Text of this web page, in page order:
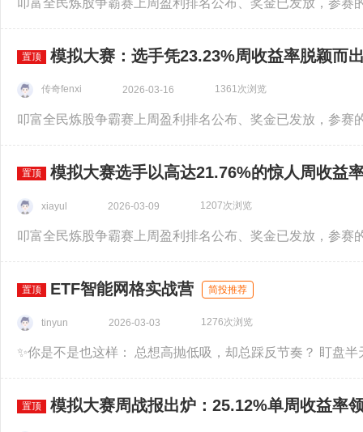
置顶 模拟大赛：选手凭23.23%周收益率脱颖而
传奇fenxi 2026-03-16 1361次浏览
置顶 模拟大赛选手以高达21.76%的惊人周收益
xiayul 2026-03-09 1207次浏览
置顶 ETF智能网格实战营 简投推荐
tinyun 2026-03-03 1276次浏览
置顶 模拟大赛周战报出炉：25.12%单周收益率